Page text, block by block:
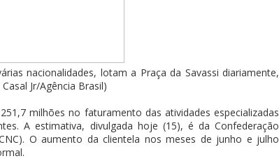
nacionalidades, lotam a Praça da Savassi diariamente,
Jr/Agência Brasil)
milhões no faturamento das atividades especializadas
A estimativa, divulgada hoje (15), é da Confederação
O aumento da clientela nos meses de junho e julho